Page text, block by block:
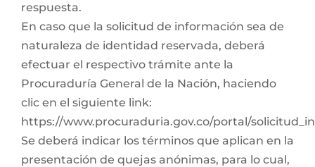
respuesta.
En caso que la solicitud de información sea de
naturaleza de identidad reservada, deberá
efectuar el respectivo trámite ante la
Procuraduría General de la Nación, haciendo
clic en el siguiente link:
https://www.procuraduria.gov.co/portal/
Se deberá indicar los términos que aplican en la
presentación de quejas anónimas, para lo cual,